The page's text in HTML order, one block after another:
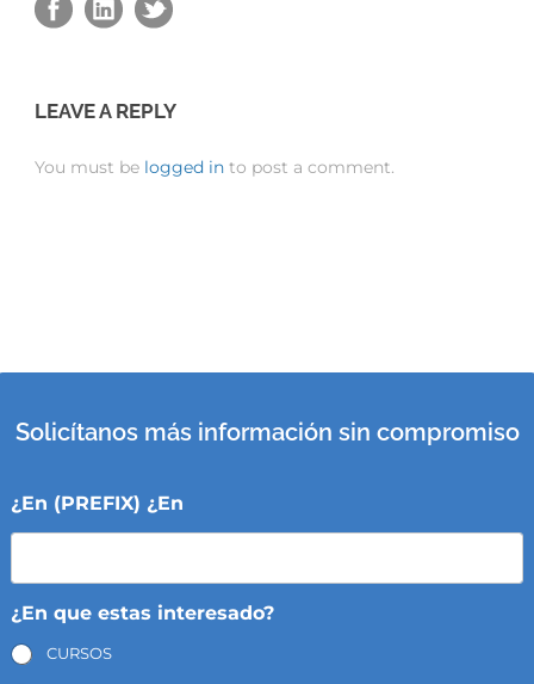
LEAVE A REPLY
You must be logged in to post a comment.
Solicítanos más información sin compromiso
¿En (PREFIX) ¿En
¿En que estas interesado?
CURSOS